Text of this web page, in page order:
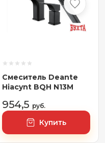
Смеситель Deante
Hiacynt BQH N13M
954,5 руб.
Купить